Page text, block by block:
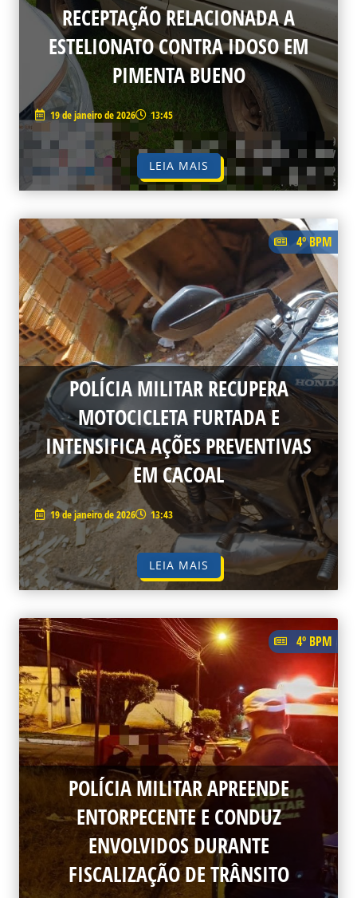
RECEPTAÇÃO RELACIONADA A
ESTELIONATO CONTRA IDOSO EM
PIMENTA BUENO
19 de janeiro de 2026 13:45
LEIA MAIS
4º BPM
POLÍCIA MILITAR RECUPERA
MOTOCICLETA FURTADA E
INTENSIFICA AÇÕES PREVENTIVAS
EM CACOAL
19 de janeiro de 2026 13:43
LEIA MAIS
4º BPM
POLÍCIA MILITAR APREENDE
ENTORPECENTE E CONDUZ
ENVOLVIDOS DURANTE
FISCALIZAÇÃO DE TRÂNSITO